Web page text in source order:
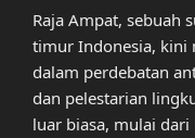
Raja Ampat, sebuah
timur Indonesia, kini
dalam perdebatan
dan pelestarian
luar biasa, mulai